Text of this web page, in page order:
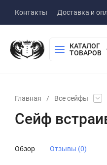
Контакты Доставка и
КАТАЛОГ
ТОВАРОВ
Главная / Все сейфы
Сейф
Обзор Отзывы (0)